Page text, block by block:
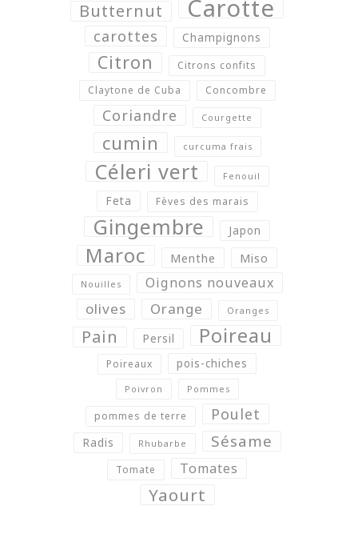
Butternut Carotte
carottes Champignons
Citron
Citrons confits
Claytone de Cuba
Concombre
Coriandre Courgette
cumin curcuma frais
Céleri vert Fenouil
Feta Fèves des marais
Gingembre Japon
Maroc Menthe Miso
Nouilles Oignons nouveaux
olives Orange Oranges
Pain Persil Poireau
Poireaux pois-chiches
Poivron Pommes
pommes de terre Poulet
Radis Rhubarbe Sésame
Tomate Tomates
Yaourt